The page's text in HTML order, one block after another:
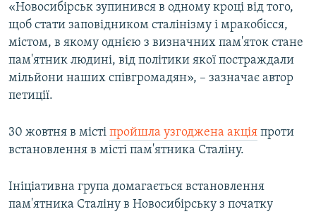
«Новосибірськ зупинився в одному кроці від того,
щоб стати заповідником сталінізму і мракобісся,
містом, в якому однією з визначних пам'яток стане
пам'ятник людині, від політики якої постраждали
мільйони наших співгромадян», – зазначає автор
петиції.
30 жовтня в місті пройшла узгоджена акція проти
встановлення в місті пам'ятника Сталіну.
Ініціативна група домагається встановлення
пам'ятника Сталіну в Новосибірську з початку